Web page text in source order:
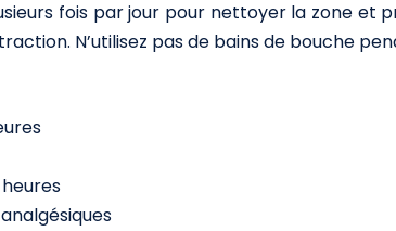
fois par jour pour nettoyer la zone et
N’utilisez pas de bains de bouche